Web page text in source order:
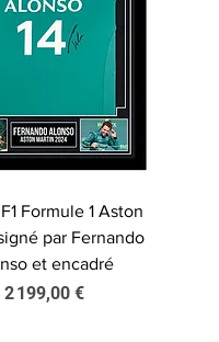
Formule 1 Aston
par Fernando
et encadré
Prix
2 199,00 €